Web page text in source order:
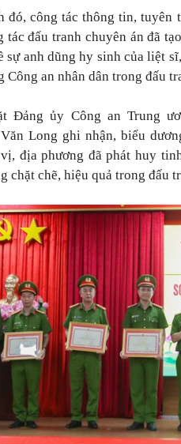
đó, công tác thông tin,
tác đấu tranh chuyên án đã
sự anh dũng hy sinh của liệt
Công an nhân dân trong đấu
Đảng ủy Công an Trung
Long ghi nhận, biểu
địa phương đã phát huy
chặt chẽ, hiệu quả trong đấu